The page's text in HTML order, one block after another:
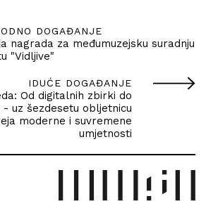
DOGAĐANJE
nagrada za međumuzejsku suradnju
"Vidljive"
IDUĆE DOGAĐANJE
Od digitalnih zbirki do
uz šezdesetu obljetnicu
moderne i suvremene
umjetnosti